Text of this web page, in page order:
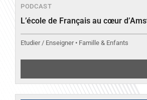
PODCAST
L’école de Français au cœur
Etudier / Enseigner • Famille & Enfants